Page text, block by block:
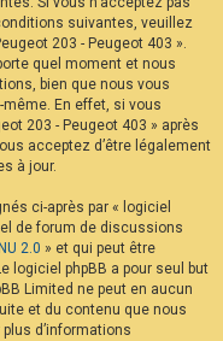
suivantes, veuillez
203 - Peugeot 403 ».
quel moment et nous
bien que nous vous
En effet, si vous
203 - Peugeot 403 » après
acceptez d’être légalement
à jour.
ci-après par « logiciel
de forum de discussions
2.0 » et qui peut être
logiciel phpBB a pour seul but
Limited ne peut en aucun
et du contenu que nous
d’informations